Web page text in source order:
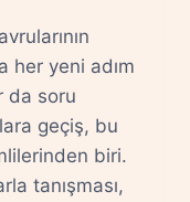
her yeni adım
da soru
geçiş, bu
biri.
tanışması,